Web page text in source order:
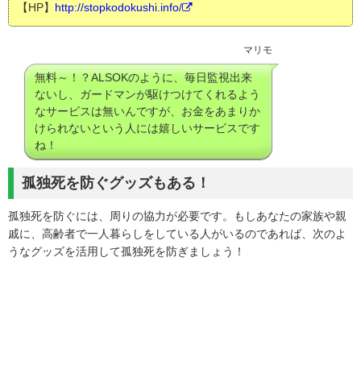
【HP】 http://stopkodokushi.info/
マリモ
無料～！？ALSOKのように、毎日監視出来
ないし、ガードマンが駆けつけてくれるよう
なサービスは無いんですが、お金をあまりか
けられないという人には嬉しいサービスです
ね！
孤独死を防ぐグッズもある！
孤独死を防ぐには、周りの協力が必要です。もしあなたの家族や親
戚に、高齢者で一人暮らしをしている人がいるのであれば、次のよ
うなグッズを活用して孤独死を防ぎましょう！